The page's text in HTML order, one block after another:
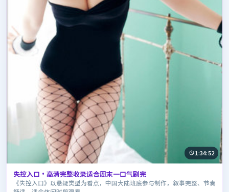
1:34:52
失控入口·高清完整收录适合周末一口气刷完
《失控入口》以悬疑类型为看点，中国大陆班底参与制作，叙事完整、节奏